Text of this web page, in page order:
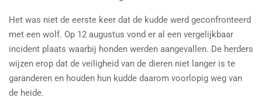
Het was niet de eerste keer dat de kudde werd geconfronteerd
met een wolf. Op 12 augustus vond er al een vergelijkbaar
incident plaats waarbij honden werden aangevallen. De herders
wijzen erop dat de veiligheid van de dieren niet langer is te
garanderen en houden hun kudde daarom voorlopig weg van
de heide.